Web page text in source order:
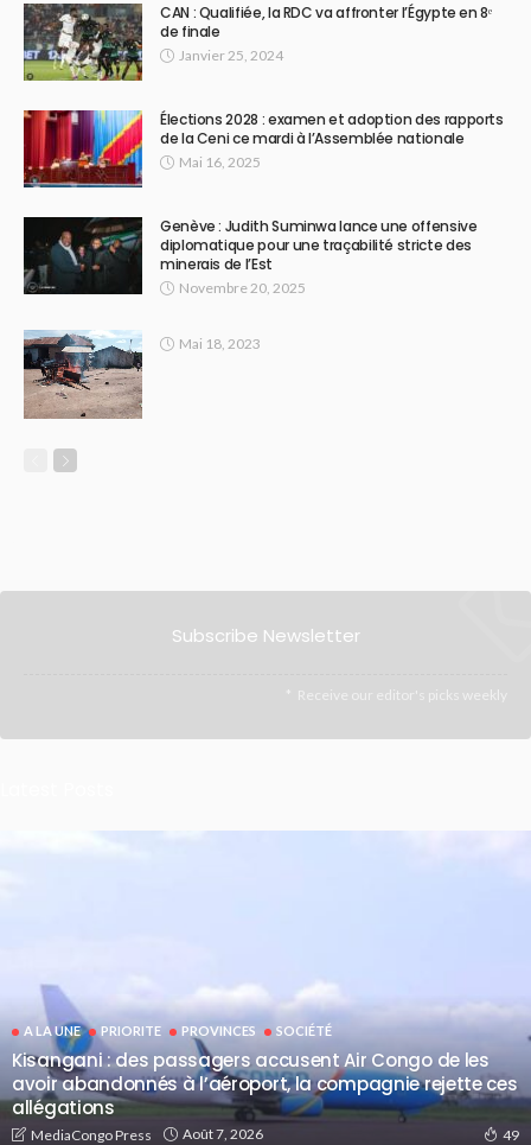
CAN : Qualifiée, la RDC va affronter l’Égypte en 8ᵉ
de finale
Janvier 25, 2024
Élections 2028 : examen et adoption des rapports
de la Ceni ce mardi à l’Assemblée nationale
Mai 16, 2025
Genève : Judith Suminwa lance une offensive
diplomatique pour une traçabilité stricte des
minerais de l’Est
Novembre 20, 2025
Mai 18, 2023
Subscribe Newsletter
Receive our editor's picks weekly
A LA UNE PRIORITE PROVINCES SOCIÉTÉ
Kisangani : des passagers accusent Air Congo de les
avoir abandonnés à l’aéroport, la compagnie rejette ces
allégations
MediaCongo Press Août 7, 2026 49